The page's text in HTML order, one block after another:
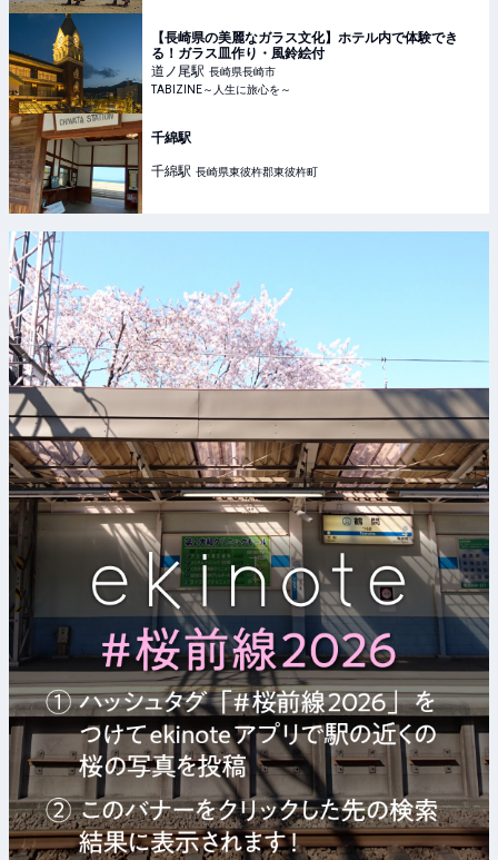
【長崎県の美麗なガラス文化】ホテル内で体験でき
る！ガラス皿作り・風鈴絵付
道ノ尾駅 長崎県長崎市
TABIZINE～人生に旅心を～
千綿駅
千綿駅 長崎県東彼杵郡東彼杵町